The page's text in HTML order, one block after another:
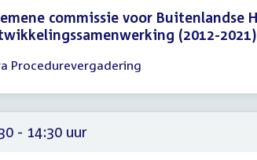
commissie voor Buitenlandse
(2012-2021)
Procedurevergadering
- 14:30 uur